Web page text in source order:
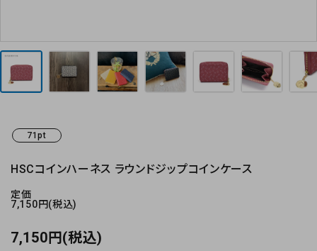
71pt
HSCコインハーネス ラウンドジップコインケース
定価
7,150円(税込)
7,150円(税込)